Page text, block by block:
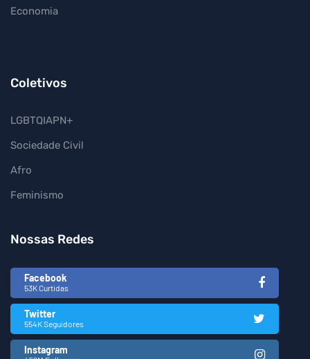
Economia
Coletivos
LGBTQIAPN+
Sociedade Civil
Afro
Feminismo
Nossas Redes
Facebook
53K Curtidas
Twitter
554K Seguidores
Instagram